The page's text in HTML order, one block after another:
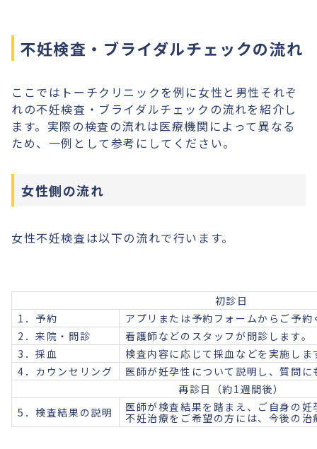
不妊検査・ブライダルチェックの流れ
ここではトーチクリニックを例に女性と男性それぞ
れの不妊検査・ブライダルチェックの流れを紹介し
ます。実際の検査の流れは医療機関によって異なる
ため、一例として参考にしてください。
女性側の流れ
女性不妊検査は以下の流れで行います。
初診日
1．予約
アプリまたは予約フォームからご予約
2．来院・問診
看護師などのスタッフが問診します。
3．採血
検査内容に応じて採血などを実施しま
4．カウンセリング
医師が妊孕性について説明し、質問に
再診日（約1週間後）
5．検査結果の説明
医師が検査結果を踏まえ、ご自身の
不妊治療をご希望の方には、今後の